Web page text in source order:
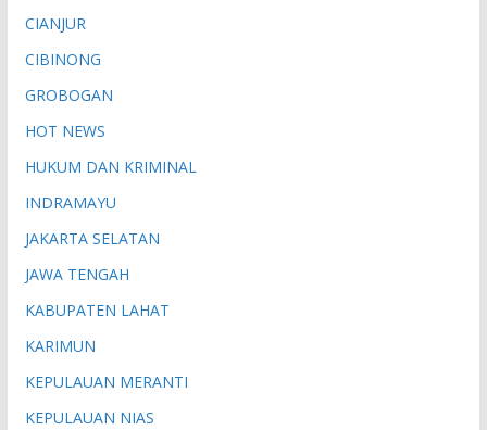
CIANJUR
CIBINONG
GROBOGAN
HOT NEWS
HUKUM DAN KRIMINAL
INDRAMAYU
JAKARTA SELATAN
JAWA TENGAH
KABUPATEN LAHAT
KARIMUN
KEPULAUAN MERANTI
KEPULAUAN NIAS